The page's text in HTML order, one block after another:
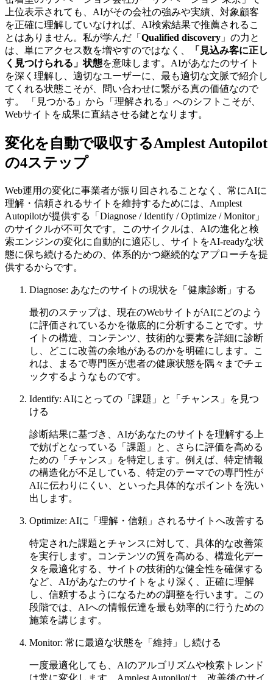
上位表示されても、AIがその会社の強みや実績、対象顧客
を正確に理解していなければ、AI検索結果で推薦されるこ
とはありません。私が学んだ「 Qualified discovery 」の力と
は、単にアクセス数を増やすのではなく、
「見込み客に正し
く見つけられる」状態を意味します。AIがあなたのサイト
を深く理解し、適切なユーザーに、最も適切な文脈で紹介し
てくれる状態こそが、問い合わせに繋がる真の価値なので
す。 「見つかる」から「理解される」へのシフトこそが、
Webサイトを成果に直結させる鍵となります。
変化を自動で吸収するAmplest Autopilot
の4ステップ
Web運用の変化に事業者が振り回されることなく、常にAIに
理解・信頼されるサイトを維持するためには、Amplest
Autopilotが提供する「Diagnose / Identify / Optimize / Monitor」
のサイクルが不可欠です。このサイクルは、AIの進化と検
索エンジンの変化に自動的に適応し、サイトをAI-readyな状
態に保ち続けるための、体系的かつ継続的なアプローチを提
供するからです。
Diagnose: あなたのサイトの現状を「健康診断」する
最初のステップは、現在のWebサイトがAIにどのよう
に評価されているかを徹底的に分析することです。サ
イトの構造、コンテンツ、技術的な要素を詳細に診断
し、どこに改善の余地があるのかを明確にします。こ
れは、まるで専門医が患者の健康状態を隅々までチェ
ックするようなものです。
Identify: AIにとっての「課題」と「チャンス」を見つ
ける
診断結果に基づき、AIがあなたのサイトを理解する上
で妨げとなっている「課題」と、さらに評価を高める
ための「チャンス」を特定します。例えば、特定情報
の構造化が不足している、特定のテーマでの専門性が
AIに伝わりにくい、といった具体的なポイントを洗い
出します。
Optimize: AIに「理解・信頼」されるサイトへ改善する
特定された課題とチャンスに対して、具体的な改善策
を実行します。コンテンツの質を高める、構造化デー
タを最適化する、サイトの技術的な健全性を確保する
など、AIがあなたのサイトをより深く、正確に理解
し、信頼するようになるための調整を行います。この
段階では、AIへの情報伝達を最も効率的に行うための
施策を講じます。
Monitor: 常に最適な状態を「維持」し続ける
一度最適化しても、AIのアルゴリズムや検索トレンド
は常に変化します。Amplest Autopilotは、改善後のサイ